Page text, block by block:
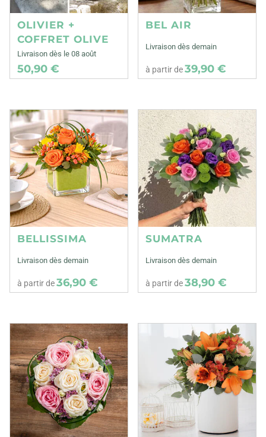
OLIVIER +
COFFRET OLIVE
Livraison dès le 08 août
50,90 €
BEL AIR
Livraison dès demain
à partir de39,90 €
BELLISSIMA
Livraison dès demain
à partir de36,90 €
SUMATRA
Livraison dès demain
à partir de38,90 €